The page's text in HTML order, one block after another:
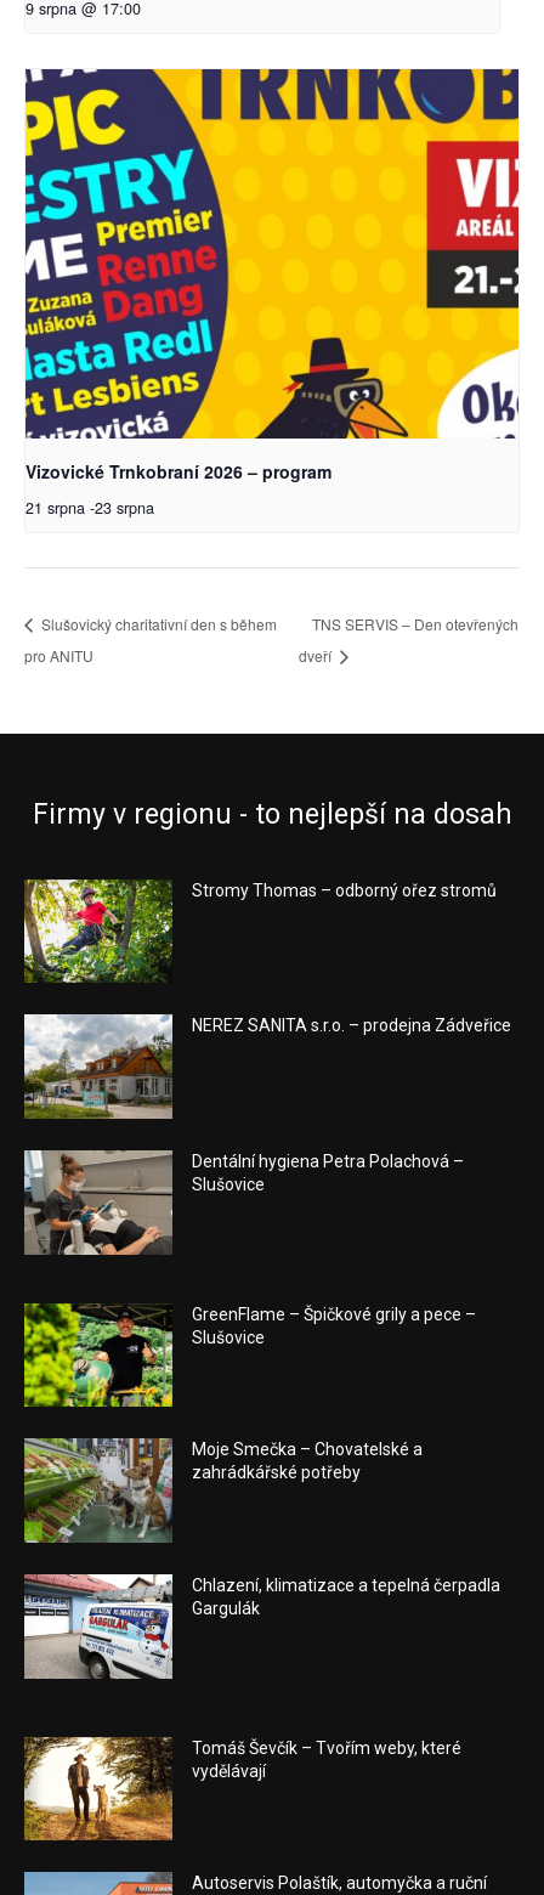
9 srpna @ 17:00
Vizovické Trnkobraní 2026 – program
21 srpna -23 srpna
Slušovický charitativní den s během
pro ANITU
TNS SERVIS – Den otevřených
dveří
Firmy v regionu - to nejlepší na dosah
Stromy Thomas – odborný ořez stromů
NEREZ SANITA s.r.o. – prodejna Zádveřice
Dentální hygiena Petra Polachová –
Slušovice
GreenFlame – Špičkové grily a pece –
Slušovice
Moje Smečka – Chovatelské a
zahrádkářské potřeby
Chlazení, klimatizace a tepelná čerpadla
Gargulák
Tomáš Ševčík – Tvořím weby, které
vydělávají
Autoservis Polaštík, automyčka a ruční